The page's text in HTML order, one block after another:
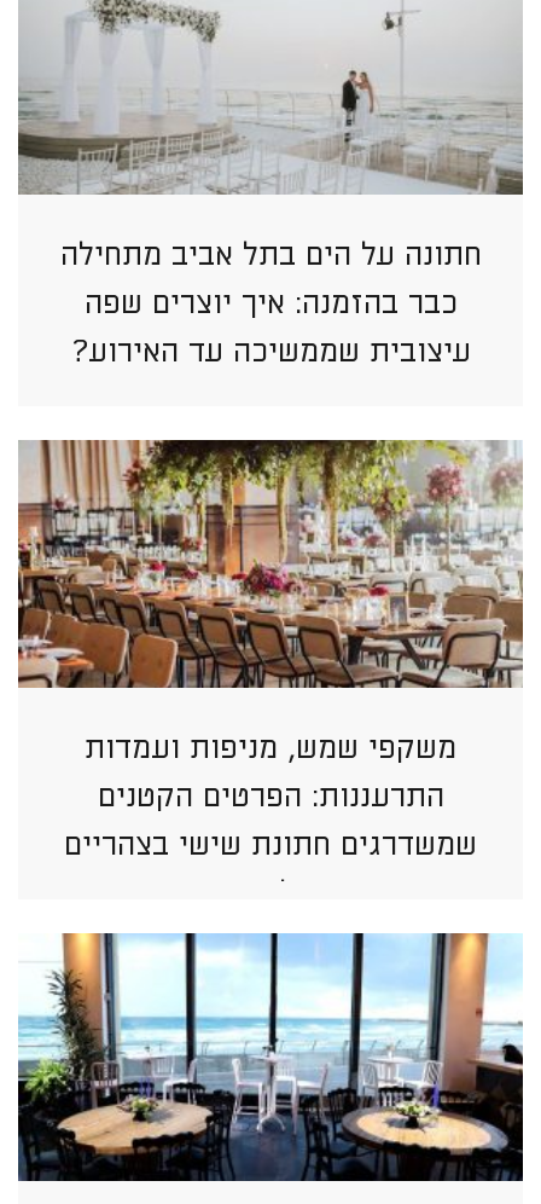
חתונה על הים בתל אביב מתחילה
כבר בהזמנה: איך יוצרים שפה
עיצובית שממשיכה עד האירוע?
משקפי שמש, מניפות ועמדות
התרעננות: הפרטים הקטנים
שמשדרגים חתונת שישי בצהריים